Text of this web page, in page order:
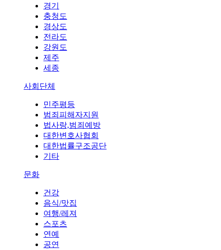
경기
충청도
경상도
전라도
강원도
제주
세종
사회단체
민주평등
범죄피해자지원
법사랑,범죄예방
대한변호사협회
대한법률구조공단
기타
문화
건강
음식/맛집
여행/레져
스포츠
연예
공연